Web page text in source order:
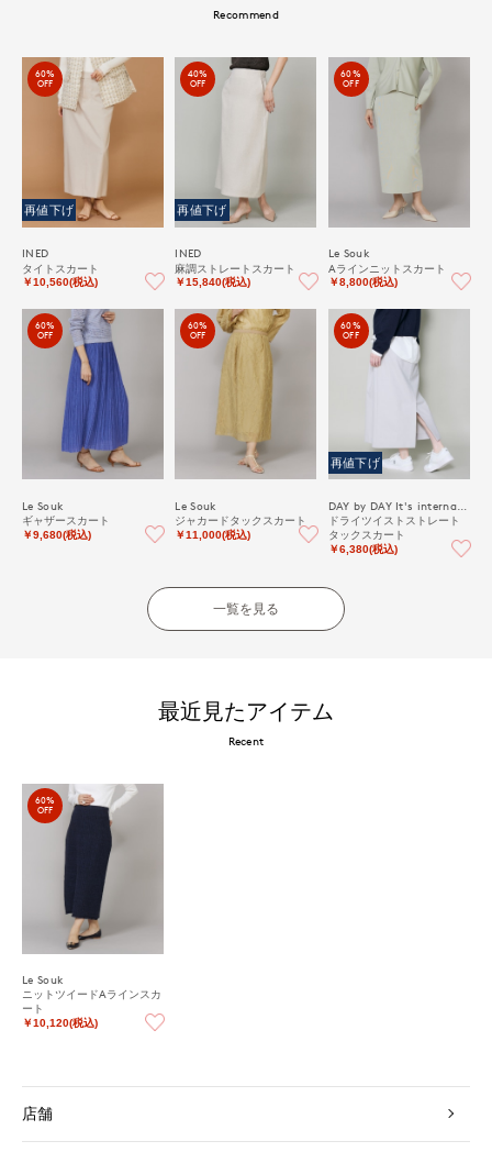
Recommend
60%
OFF
再値下げ
INED
タイトスカート
￥10,560(税込)
40%
OFF
再値下げ
INED
麻調ストレートスカート
￥15,840(税込)
60%
OFF
Le Souk
Aラインニットスカート
￥8,800(税込)
60%
OFF
Le Souk
ギャザースカート
￥9,680(税込)
60%
OFF
Le Souk
ジャカードタックスカート
￥11,000(税込)
60%
OFF
再値下げ
ドライツイストストレート
タックスカート
￥6,380(税込)
一覧を見る
最近見たアイテム
Recent
60%
OFF
Le Souk
ニットツイードAラインスカ
ート
￥10,120(税込)
店舗